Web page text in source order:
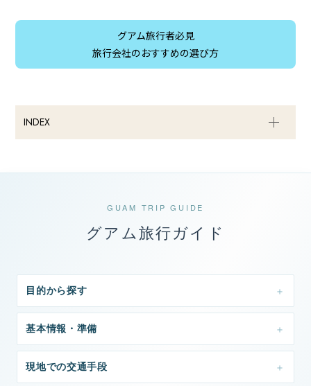
グアム旅行者必見
旅行会社のおすすめの選び方
INDEX
GUAM TRIP GUIDE
グアム旅行ガイド
目的から探す
基本情報・準備
現地での交通手段